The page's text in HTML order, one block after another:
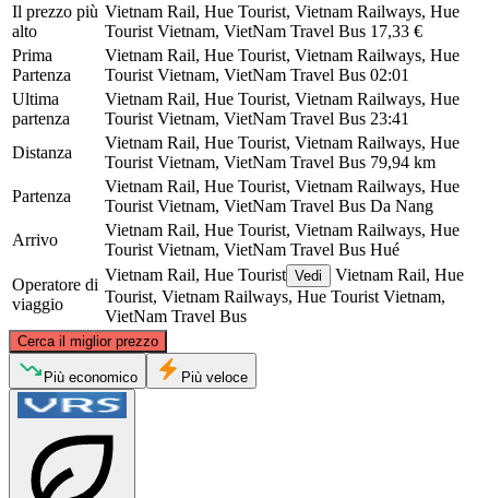
Il prezzo più
alto
Vietnam Rail, Hue Tourist, Vietnam Railways, Hue
Tourist Vietnam, VietNam Travel Bus 17,33 €
Prima
Partenza
Vietnam Rail, Hue Tourist, Vietnam Railways, Hue
Tourist Vietnam, VietNam Travel Bus 02:01
Ultima
partenza
Vietnam Rail, Hue Tourist, Vietnam Railways, Hue
Tourist Vietnam, VietNam Travel Bus 23:41
Distanza
Vietnam Rail, Hue Tourist, Vietnam Railways, Hue
Tourist Vietnam, VietNam Travel Bus 79,94 km
Partenza
Vietnam Rail, Hue Tourist, Vietnam Railways, Hue
Tourist Vietnam, VietNam Travel Bus Da Nang
Arrivo
Vietnam Rail, Hue Tourist, Vietnam Railways, Hue
Tourist Vietnam, VietNam Travel Bus Hué
Operatore di
viaggio
Vietnam Rail, Hue Tourist Vedi
Vietnam Rail, Hue
Tourist, Vietnam Railways, Hue Tourist Vietnam,
VietNam Travel Bus
Cerca il miglior prezzo
Più economico Più veloce